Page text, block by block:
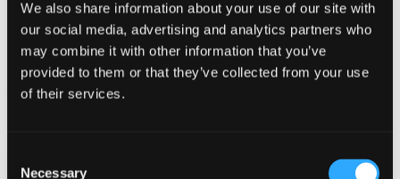
We also share information about your use of our site with
our social media, advertising and analytics partners who
may combine it with other information that you’ve
provided to them or that they’ve collected from your use
of their services.
Necessary
kontaktes på, da vi muligvis får brug for at indsamle flere
informationer om overtrædelsen, for at kunne behandle sagen
Følgende data kan blive behandlet på den anmeldte person: Navn,
stilling, kontaktinformation samt den indberettede information,
indberettede information.